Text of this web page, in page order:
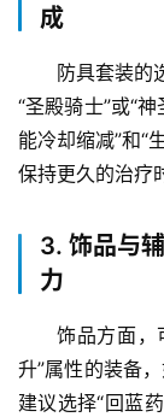
成
防具套装的
“圣殿骑士”或“
能冷却缩减”和“
保持更久的治疗
3. 饰品与
力
饰品方面，
升”属性的装备
建议选择“回蓝